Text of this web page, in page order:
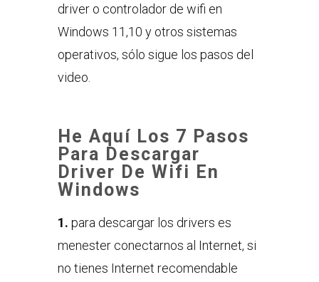
driver o controlador de wifi en
Windows 11,10 y otros sistemas
operativos, sólo sigue los pasos del
video.
He Aquí Los 7 Pasos
Para Descargar
Driver De Wifi En
Windows
1. para descargar los drivers es
menester conectarnos al Internet, si
no tienes Internet recomendable